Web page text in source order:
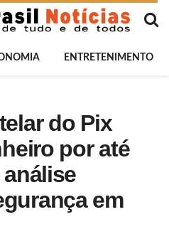
ENTRETENIMENTO
do Pix
por até
em